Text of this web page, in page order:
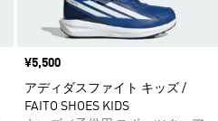
価格
¥5,500
アディダスファイト キッズ /
FAITO SHOES KIDS